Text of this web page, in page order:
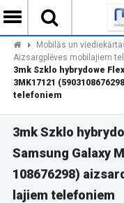
Mobilās un
Aizsargplēves mobilajiem
3mk Szklo hybrydowe
3MK17121
telefoniem
3mk Szklo
Samsung Galaxy
108676298)
lajiem telefoniem